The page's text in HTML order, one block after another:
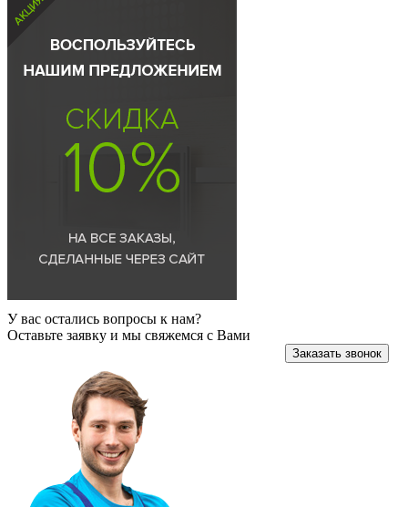
У вас остались вопросы к нам?
Оставьте заявку и мы свяжемся с Вами
Заказать звонок